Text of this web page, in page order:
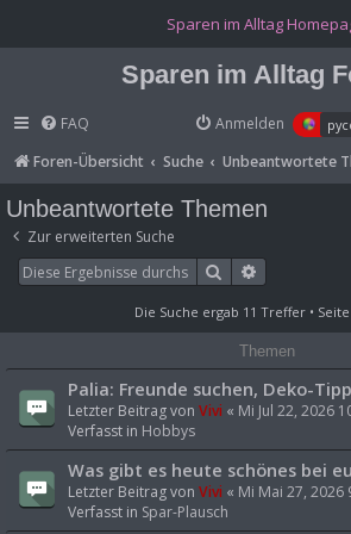
Sparen im Alltag
Sparen im Alltag
FAQ
Anmelden
Foren-Übersicht
Suche Unbeantwortete
Unbeantwortete Themen
Zur erweiterten Suche
Suche
Die Suche ergab 11 Treffer • Seite
Themen
Palia: Freunde suchen, Deko-
Letzter Beitrag von Vivi « Mi Jul 22, 2026
Verfasst in Hobbys
Was gibt es heute schönes bei
Letzter Beitrag von Vivi « Mi Mai 27, 2026
Verfasst in Spar-Plausch